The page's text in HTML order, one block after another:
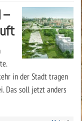
–
in der Stadt tragen
Das soll jetzt anders